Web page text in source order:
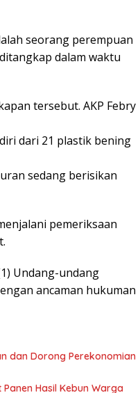
seorang perempuan
dalam waktu
tersebut. AKP Febry
dari 21 plastik bening
sedang berisikan
pemeriksaan
Undang-undang
ancaman hukuman
dan Dorong Perekonomian
Hasil Kebun Warga